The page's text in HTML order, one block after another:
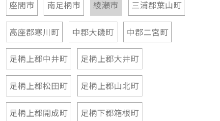
座間市 南足柄市 綾瀬市 三浦郡葉山町
高座郡寒川町 中郡大磯町 中郡二宮町
足柄上郡中井町 足柄上郡大井町
足柄上郡松田町 足柄上郡山北町
足柄上郡開成町 足柄下郡箱根町